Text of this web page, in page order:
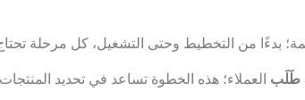
من التخطيط وحتى التشغيل، كل مرحلة تحتاج
طَلَب العملاء؛ هذه الخطوة تساعد في تحديد